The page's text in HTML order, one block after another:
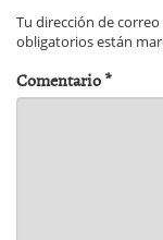
Tu dirección de
obligatorios están
Comentario*